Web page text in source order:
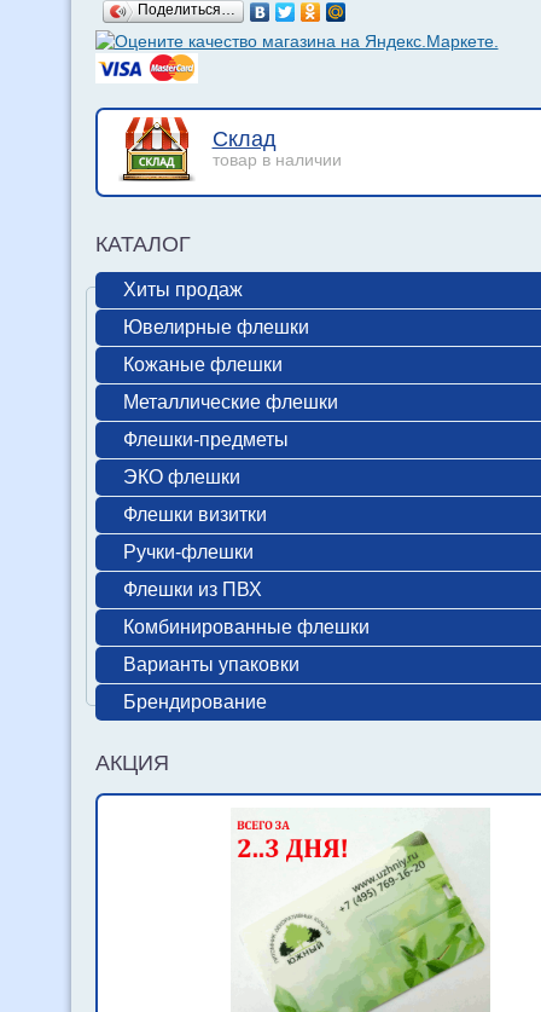
Поделиться…
Склад
товар в наличии
КАТАЛОГ
Хиты продаж
Ювелирные флешки
Кожаные флешки
Металлические флешки
Флешки-предметы
ЭКО флешки
Флешки визитки
Ручки-флешки
Флешки из ПВХ
Комбинированные флешки
Варианты упаковки
Брендирование
АКЦИЯ